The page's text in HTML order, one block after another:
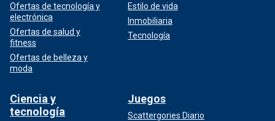
Ofertas de tecnología y
electrónica
Ofertas de salud y
fitness
Ofertas de belleza y
moda
Estilo de vida
Inmobiliaria
Tecnología
Ciencia y
tecnología
Juegos
Scattergories Diario